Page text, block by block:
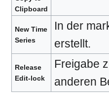
Clipboard
New Time
Series
In der
erstellt.
Release
Edit-lock
Freigabe
anderen